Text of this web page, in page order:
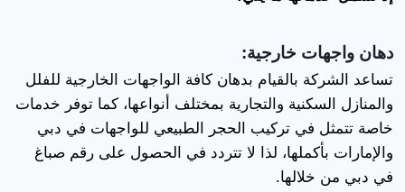
دهان واجهات خارجية:
تساعد الشركة بالقيام بدهان كافة الواجهات الخارجية للفلل
والمنازل السكنية والتجارية بمختلف أنواعها، كما توفر خدمات
خاصة تتمثل في تركيب الحجر الطبيعي للواجهات في دبي
والإمارات بأكملها، لذا لا تتردد في الحصول على رقم صباغ
في دبي من خلالها.